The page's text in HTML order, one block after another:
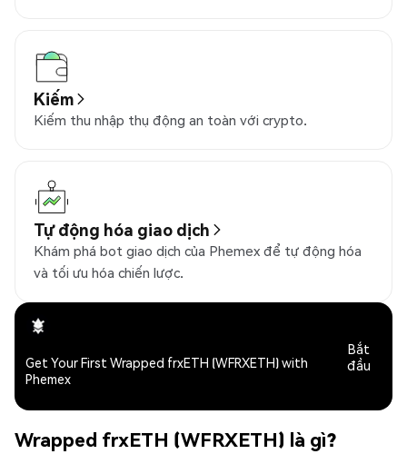
Kiếm
Kiếm thu nhập thụ động an toàn với crypto.
Tự động hóa giao dịch
Khám phá bot giao dịch của Phemex để tự động hóa
và tối ưu hóa chiến lược.
Get Your First Wrapped frxETH (WFRXETH) with
Phemex
Bắt
đầu
Wrapped frxETH (WFRXETH) là gì?